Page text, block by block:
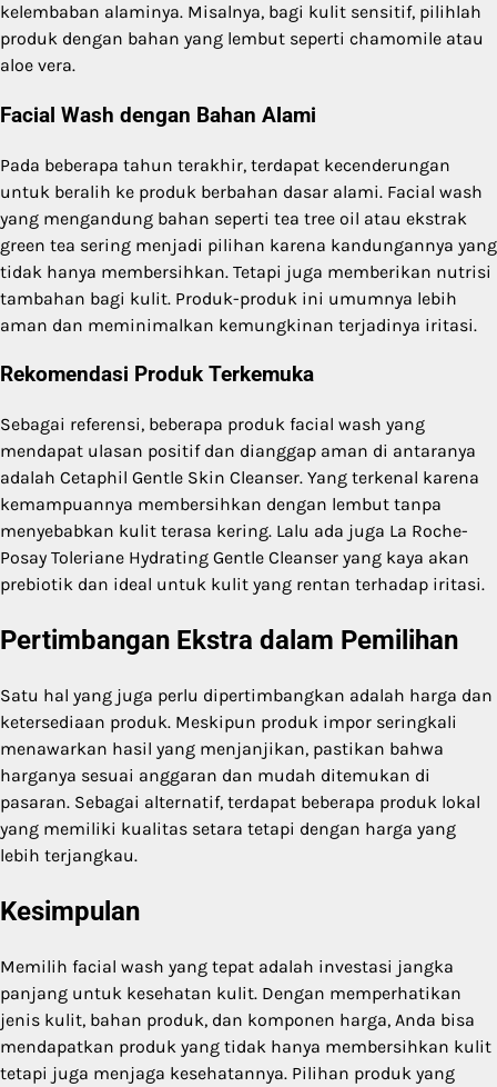
kelembaban alaminya. Misalnya, bagi kulit sensitif, pilihlah
produk dengan bahan yang lembut seperti chamomile atau
aloe vera.
Facial Wash dengan Bahan Alami
Pada beberapa tahun terakhir, terdapat kecenderungan
untuk beralih ke produk berbahan dasar alami. Facial wash
yang mengandung bahan seperti tea tree oil atau ekstrak
green tea sering menjadi pilihan karena kandungannya yang
tidak hanya membersihkan. Tetapi juga memberikan nutrisi
tambahan bagi kulit. Produk-produk ini umumnya lebih
aman dan meminimalkan kemungkinan terjadinya iritasi.
Rekomendasi Produk Terkemuka
Sebagai referensi, beberapa produk facial wash yang
mendapat ulasan positif dan dianggap aman di antaranya
adalah Cetaphil Gentle Skin Cleanser. Yang terkenal karena
kemampuannya membersihkan dengan lembut tanpa
menyebabkan kulit terasa kering. Lalu ada juga La Roche-
Posay Toleriane Hydrating Gentle Cleanser yang kaya akan
prebiotik dan ideal untuk kulit yang rentan terhadap iritasi.
Pertimbangan Ekstra dalam Pemilihan
Satu hal yang juga perlu dipertimbangkan adalah harga dan
ketersediaan produk. Meskipun produk impor seringkali
menawarkan hasil yang menjanjikan, pastikan bahwa
harganya sesuai anggaran dan mudah ditemukan di
pasaran. Sebagai alternatif, terdapat beberapa produk lokal
yang memiliki kualitas setara tetapi dengan harga yang
lebih terjangkau.
Kesimpulan
Memilih facial wash yang tepat adalah investasi jangka
panjang untuk kesehatan kulit. Dengan memperhatikan
jenis kulit, bahan produk, dan komponen harga, Anda bisa
mendapatkan produk yang tidak hanya membersihkan kulit
tetapi juga menjaga kesehatannya. Pilihan produk yang